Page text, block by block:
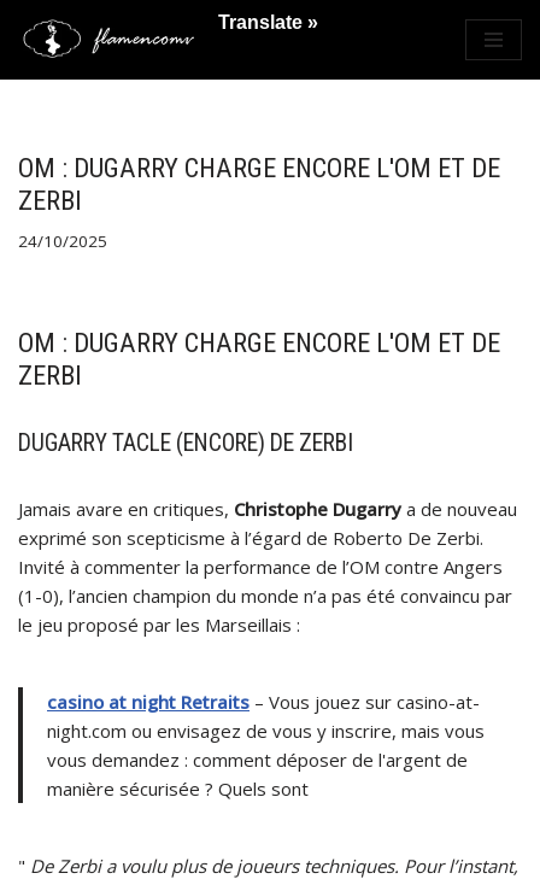
Saltar
OM : DUGARRY CHARGE ENCORE L'OM ET DE
ZERBI
24/10/2025
OM : DUGARRY CHARGE ENCORE L'OM ET DE
ZERBI
DUGARRY TACLE (ENCORE) DE ZERBI
Jamais avare en critiques, Christophe Dugarrya de nouveau
exprimé son scepticisme à l’égard de Roberto De Zerbi.
Invité à commenter la performance de l’OM contre Angers
(1-0), l’ancien champion du monde n’a pas été convaincu par
le jeu proposé par les Marseillais :
casino at night Retraits – Vous jouez sur casino-at-
night.com ou envisagez de vous y inscrire, mais vous
vous demandez : comment déposer de l'argent de
manière sécurisée ? Quels sont
" De Zerbi a voulu plus de joueurs techniques. Pour l’instant,
Translate »